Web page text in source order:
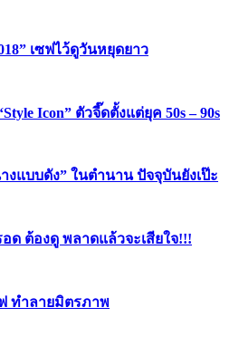
เซฟไว้ดูวันหยุดยาว
Icon” ตัวจี๊ดตั้งแต่ยุค 50s – 90s
งแบบดัง” ในตำนาน ปัจจุบันยังเป๊ะ
ด ต้องดู พลาดแล้วจะเสียใจ!!!
ทำลายมิตรภาพ